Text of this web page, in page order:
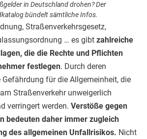
in Deutschland drohen? Der
bündelt sämtliche Infos.
Straßenverkehrsgesetz,
… es gibt zahlreiche
die die Rechte und Pflichten
festlegen. Durch deren
für die Allgemeinheit, die
Straßenverkehr unweigerlich
verringert werden. Verstöße gegen
bedeuten daher immer zugleich
des allgemeinen Unfallrisikos. Nicht